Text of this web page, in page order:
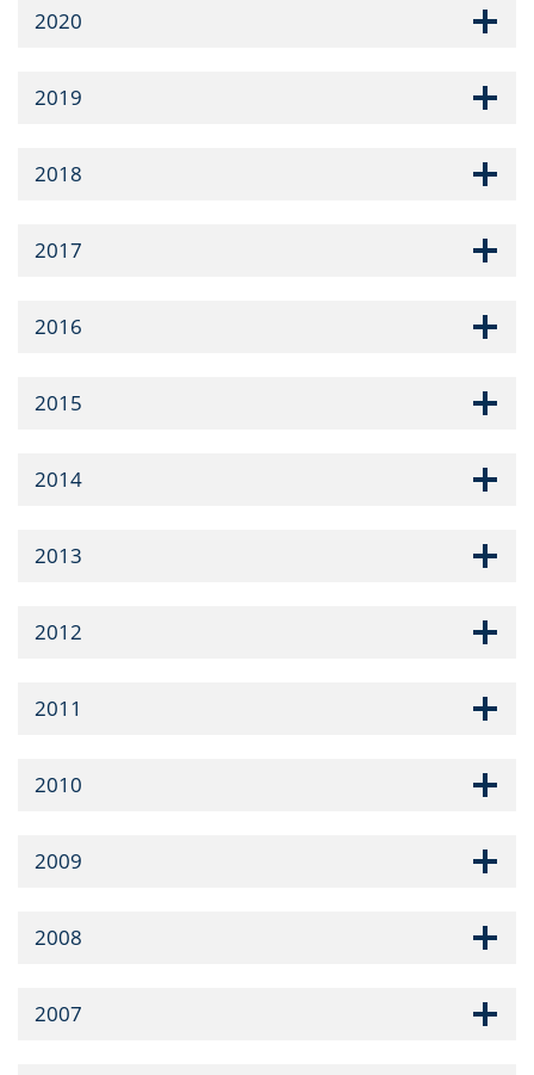
2020
2019
2018
2017
2016
2015
2014
2013
2012
2011
2010
2009
2008
2007